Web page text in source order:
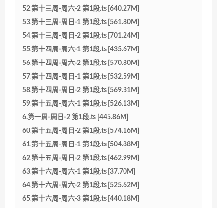
52.第十三周-周六-2 第1段.ts [640.27M]
53.第十三周-周日-1 第1段.ts [561.80M]
54.第十三周-周日-2 第1段.ts [701.24M]
55.第十四周-周六-1 第1段.ts [435.67M]
56.第十四周-周六-2 第1段.ts [570.80M]
57.第十四周-周日-1 第1段.ts [532.59M]
58.第十四周-周日-2 第1段.ts [569.31M]
59.第十五周-周六-1 第1段.ts [526.13M]
6.第一周-周日-2 第1段.ts [445.86M]
60.第十五周-周日-2 第1段.ts [574.16M]
61.第十五周-周日-1 第1段.ts [504.88M]
62.第十五周-周日-2 第1段.ts [462.99M]
63.第十六周-周六-1 第1段.ts [37.70M]
64.第十六周-周六-2 第1段.ts [525.62M]
65.第十六周-周六-3 第1段.ts [440.18M]